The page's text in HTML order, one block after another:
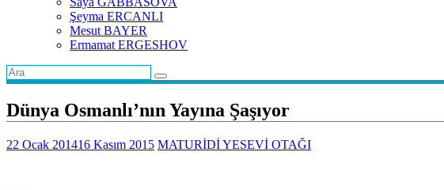
Şeyma ERCANLI
Mesut BAYER
Ermamat ERGESHOV
Dünya Osmanlı’nın Yayına Şaşıyor
22 Ocak 201416 Kasım 2015 MATURİDİ YESEVİ OTAĞI